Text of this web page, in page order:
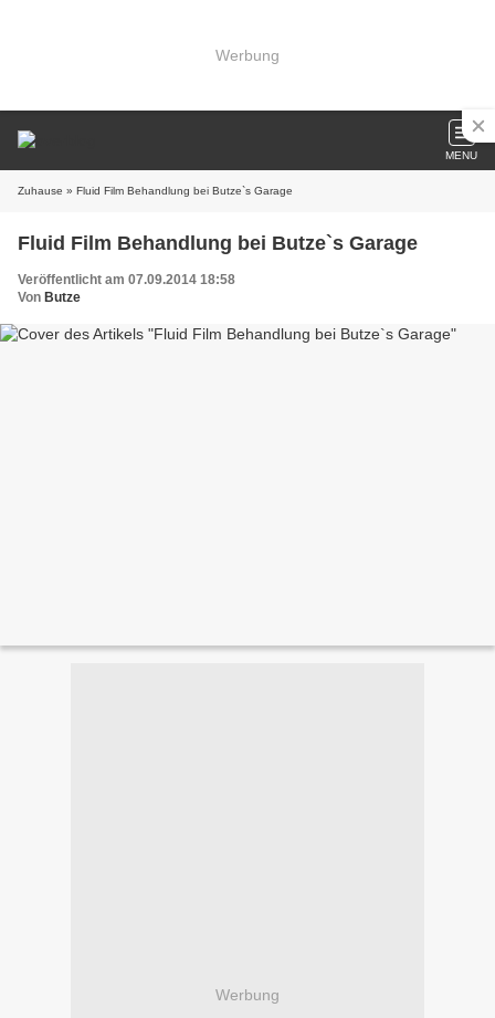
Werbung
MENU
Zuhause » Fluid Film Behandlung bei Butze`s Garage
Fluid Film Behandlung bei Butze`s Garage
Veröffentlicht am 07.09.2014 18:58
Von Butze
Werbung